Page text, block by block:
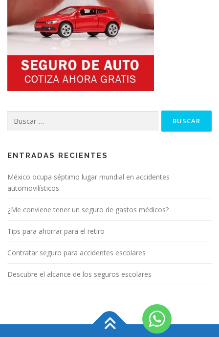
ENTRADAS RECIENTES
México ocupa séptimo lugar mundial en accidentes
automovilísticos
¿Me conviene tener un seguro de gastos médicos?
Tips para ahorrar para el retiro
Contratar seguro para accidentes escolares
Descubre el alcance de los seguros escolares